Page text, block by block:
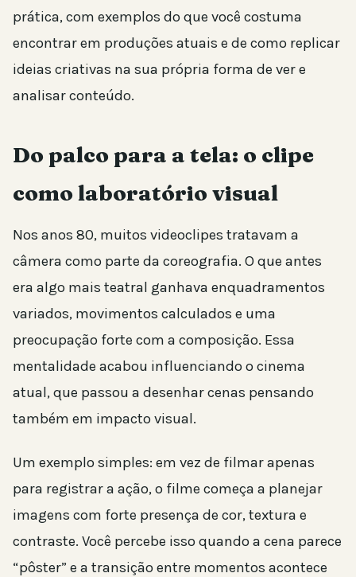
prática, com exemplos do que você costuma
encontrar em produções atuais e de como replicar
ideias criativas na sua própria forma de ver e
analisar conteúdo.
Do palco para a tela: o clipe
como laboratório visual
Nos anos 80, muitos videoclipes tratavam a
câmera como parte da coreografia. O que antes
era algo mais teatral ganhava enquadramentos
variados, movimentos calculados e uma
preocupação forte com a composição. Essa
mentalidade acabou influenciando o cinema
atual, que passou a desenhar cenas pensando
também em impacto visual.
Um exemplo simples: em vez de filmar apenas
para registrar a ação, o filme começa a planejar
imagens com forte presença de cor, textura e
contraste. Você percebe isso quando a cena parece
“pôster” e a transição entre momentos acontece